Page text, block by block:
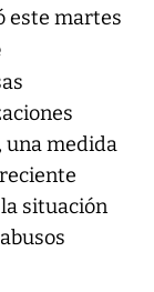
este martes
una medida
situación